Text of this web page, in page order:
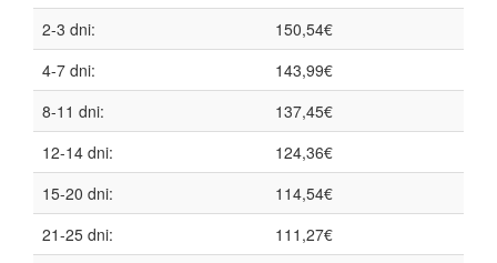
2-3 dni:
150,54€
4-7 dni:
143,99€
8-11 dni:
137,45€
12-14 dni:
124,36€
15-20 dni:
114,54€
21-25 dni:
111,27€